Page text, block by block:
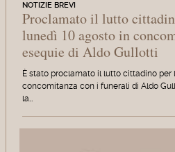
NOTIZIE BREVI
Proclamato il lutto
lunedì 10 agosto in
esequie di Aldo Gullotti
È stato proclamato il lutto cittadino per
concomitanza con i funerali di Aldo
la…